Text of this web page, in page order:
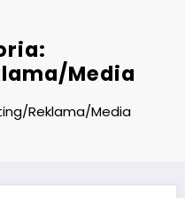
Media
Reklama/Media